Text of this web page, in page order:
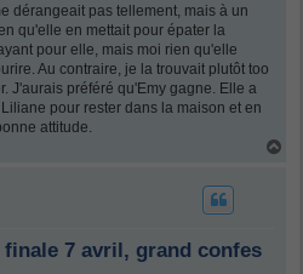
dérangeait pas tellement, mais à un
qu'elle en mettait pour épater la
pour elle, mais moi rien qu'elle
Au contraire, je la trouvait plutôt too
J'aurais préféré qu'Emy gagne. Elle a
pour rester dans la maison et en
attitude.
finale 7 avril, grand confes